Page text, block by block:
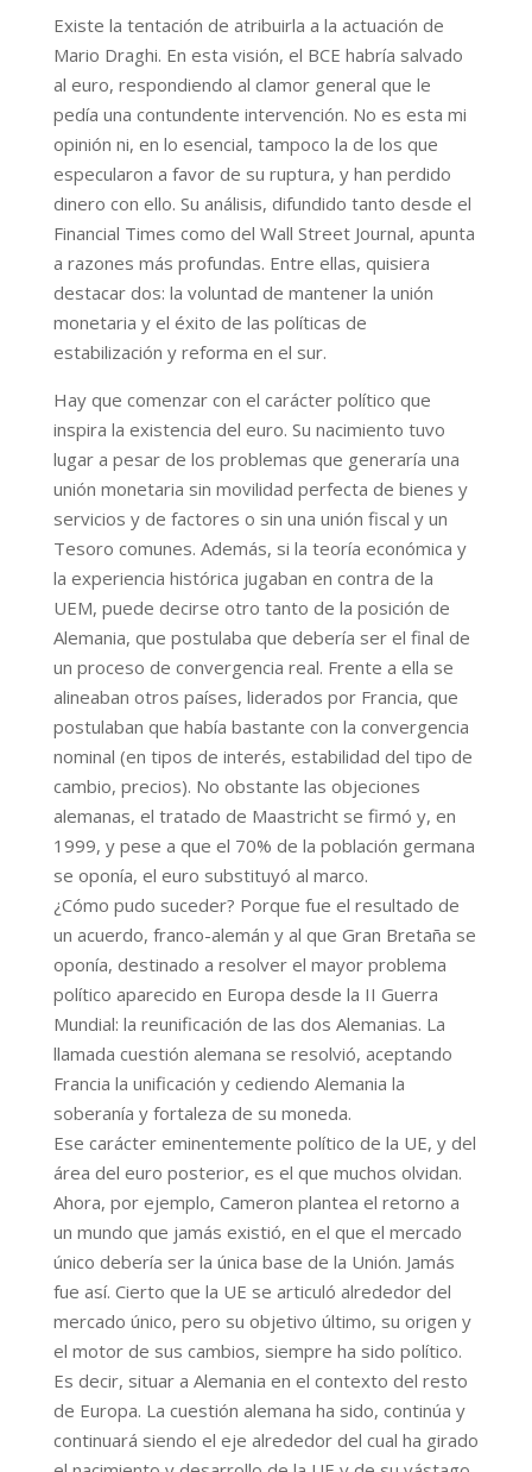
Existe la tentación de atribuirla a la actuación de
Mario Draghi. En esta visión, el BCE habría salvado
al euro, respondiendo al clamor general que le
pedía una contundente intervención. No es esta mi
opinión ni, en lo esencial, tampoco la de los que
especularon a favor de su ruptura, y han perdido
dinero con ello. Su análisis, difundido tanto desde el
Financial Times como del Wall Street Journal, apunta
a razones más profundas. Entre ellas, quisiera
destacar dos: la voluntad de mantener la unión
monetaria y el éxito de las políticas de
estabilización y reforma en el sur.
Hay que comenzar con el carácter político que
inspira la existencia del euro. Su nacimiento tuvo
lugar a pesar de los problemas que generaría una
unión monetaria sin movilidad perfecta de bienes y
servicios y de factores o sin una unión fiscal y un
Tesoro comunes. Además, si la teoría económica y
la experiencia histórica jugaban en contra de la
UEM, puede decirse otro tanto de la posición de
Alemania, que postulaba que debería ser el final de
un proceso de convergencia real. Frente a ella se
alineaban otros países, liderados por Francia, que
postulaban que había bastante con la convergencia
nominal (en tipos de interés, estabilidad del tipo de
cambio, precios). No obstante las objeciones
alemanas, el tratado de Maastricht se firmó y, en
1999, y pese a que el 70% de la población germana
se oponía, el euro substituyó al marco.
¿Cómo pudo suceder? Porque fue el resultado de
un acuerdo, franco-alemán y al que Gran Bretaña se
oponía, destinado a resolver el mayor problema
político aparecido en Europa desde la II Guerra
Mundial: la reunificación de las dos Alemanias. La
llamada cuestión alemana se resolvió, aceptando
Francia la unificación y cediendo Alemania la
soberanía y fortaleza de su moneda.
Ese carácter eminentemente político de la UE, y del
área del euro posterior, es el que muchos olvidan.
Ahora, por ejemplo, Cameron plantea el retorno a
un mundo que jamás existió, en el que el mercado
único debería ser la única base de la Unión. Jamás
fue así. Cierto que la UE se articuló alrededor del
mercado único, pero su objetivo último, su origen y
el motor de sus cambios, siempre ha sido político.
Es decir, situar a Alemania en el contexto del resto
de Europa. La cuestión alemana ha sido, continúa y
continuará siendo el eje alrededor del cual ha girado